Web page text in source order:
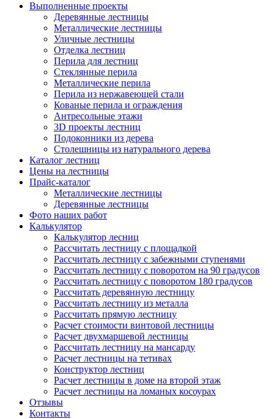
Выполненные проекты
Деревянные лестницы
Металлические лестницы
Уличные лестницы
Отделка лестниц
Перила для лестниц
Стеклянные перила
Металлические перила
Перила из нержавеющей стали
Кованые перила и ограждения
Антресольные этажи
3D проекты лестниц
Подоконники из дерева
Столешницы из натурального дерева
Каталог лестниц
Цены на лестницы
Прайс-каталог
Металлические лестницы
Деревянные лестницы
Фото наших работ
Калькулятор
Калькулятор лесниц
Рассчитать лестницу с площадкой
Рассчитать лестницу с забежными ступенями
Рассчитать лестницу с поворотом на 90 градусов
Рассчитать лестницу с поворотом 180 градусов
Рассчитать деревянную лестницу
Рассчитать лестницу из металла
Рассчитать прямую лестницу
Расчет стоимости винтовой лестницы
Расчет двухмаршевой лестницы
Рассчитать лестницу на мансарду
Расчет лестницы на тетивах
Конструктор лестниц
Расчет лестницы в доме на второй этаж
Расчет лестницы на ломаных косоурах
Отзывы
Контакты